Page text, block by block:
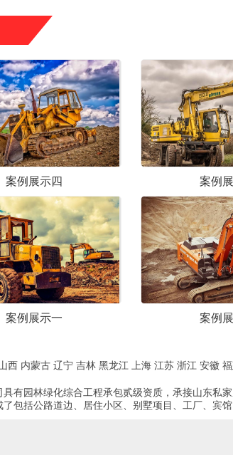
西 内蒙古 辽宁 吉林 黑龙江 上海 江苏 浙江 安徽
有园林绿化综合工程承包贰级资质，承接山东私
包括公路道边、居住小区、别墅项目、工厂、宾